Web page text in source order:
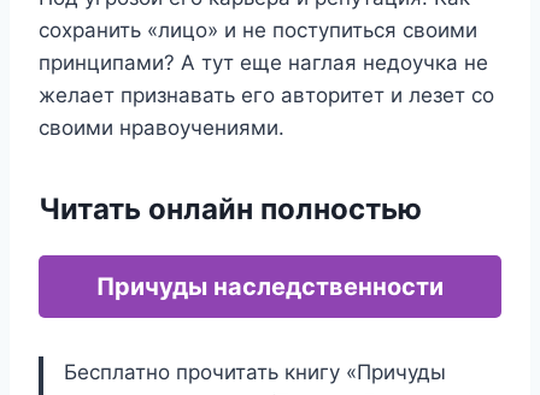
сохранить «лицо» и не поступиться своими
принципами? А тут еще наглая недоучка не
желает признавать его авторитет и лезет со
своими нравоучениями.
Читать онлайн полностью
Причуды наследственности
Бесплатно прочитать книгу «Причуды